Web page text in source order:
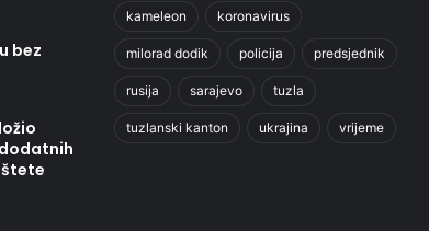
bez
kameleon koronavirus
milorad dodik policija predsjednik
rusija sarajevo tuzla
tuzlanski kanton ukrajina vrijeme